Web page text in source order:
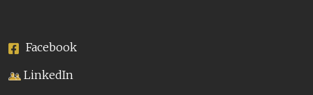
Facebook
LinkedIn